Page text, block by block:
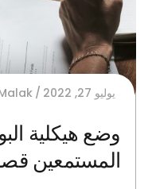
يوليو 27, 2022
وضع هيكلية
المستمعين